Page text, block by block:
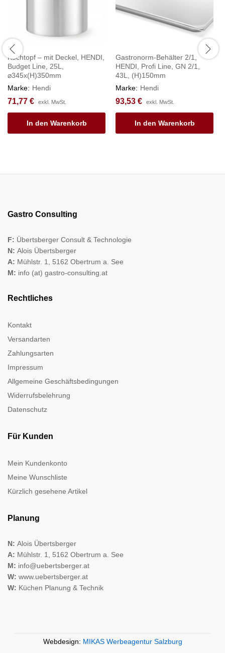
Kochtopf – mit Deckel, HENDI,
Budget Line, 25L,
⌀345x(H)350mm
Marke: Hendi
71,77 € exkl. MwSt.
In den Warenkorb
Gastronorm-Behälter 2/1,
HENDI, Profi Line, GN 2/1,
43L, (H)150mm
Marke: Hendi
93,53 € exkl. MwSt.
In den Warenkorb
Gastro Consulting
F: Übertsberger Consult & Technologie
N: Alois Übertsberger
A: Mühlstr. 1, 5162 Obertrum a. See
M: info (at) gastro-consulting.at
Rechtliches
Kontakt
Versandarten
Zahlungsarten
Impressum
Allgemeine Geschäftsbedingungen
Widerrufsbelehrung
Datenschutz
Für Kunden
Mein Kundenkonto
Meine Wunschliste
Kürzlich gesehene Artikel
Planung
N: Alois Übertsberger
A: Mühlstr. 1, 5162 Obertrum a. See
M: info@uebertsberger.at
W: www.uebertsberger.at
W: Küchen Planung & Technik
Webdesign: MIKAS Werbeagentur Salzburg